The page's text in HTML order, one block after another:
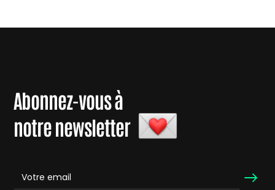
Abonnez-vous à
notre newsletter